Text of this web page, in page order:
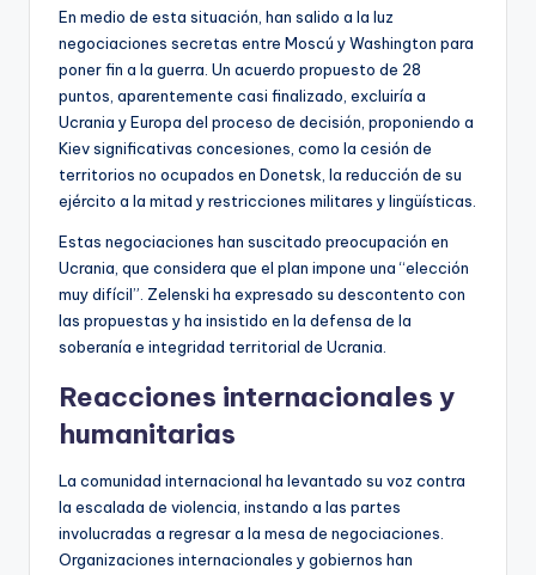
En medio de esta situación, han salido a la luz
negociaciones secretas entre Moscú y Washington para
poner fin a la guerra. Un acuerdo propuesto de 28
puntos, aparentemente casi finalizado, excluiría a
Ucrania y Europa del proceso de decisión, proponiendo a
Kiev significativas concesiones, como la cesión de
territorios no ocupados en Donetsk, la reducción de su
ejército a la mitad y restricciones militares y lingüísticas.
Estas negociaciones han suscitado preocupación en
Ucrania, que considera que el plan impone una “elección
muy difícil”. Zelenski ha expresado su descontento con
las propuestas y ha insistido en la defensa de la
soberanía e integridad territorial de Ucrania.
Reacciones internacionales y
humanitarias
La comunidad internacional ha levantado su voz contra
la escalada de violencia, instando a las partes
involucradas a regresar a la mesa de negociaciones.
Organizaciones internacionales y gobiernos han